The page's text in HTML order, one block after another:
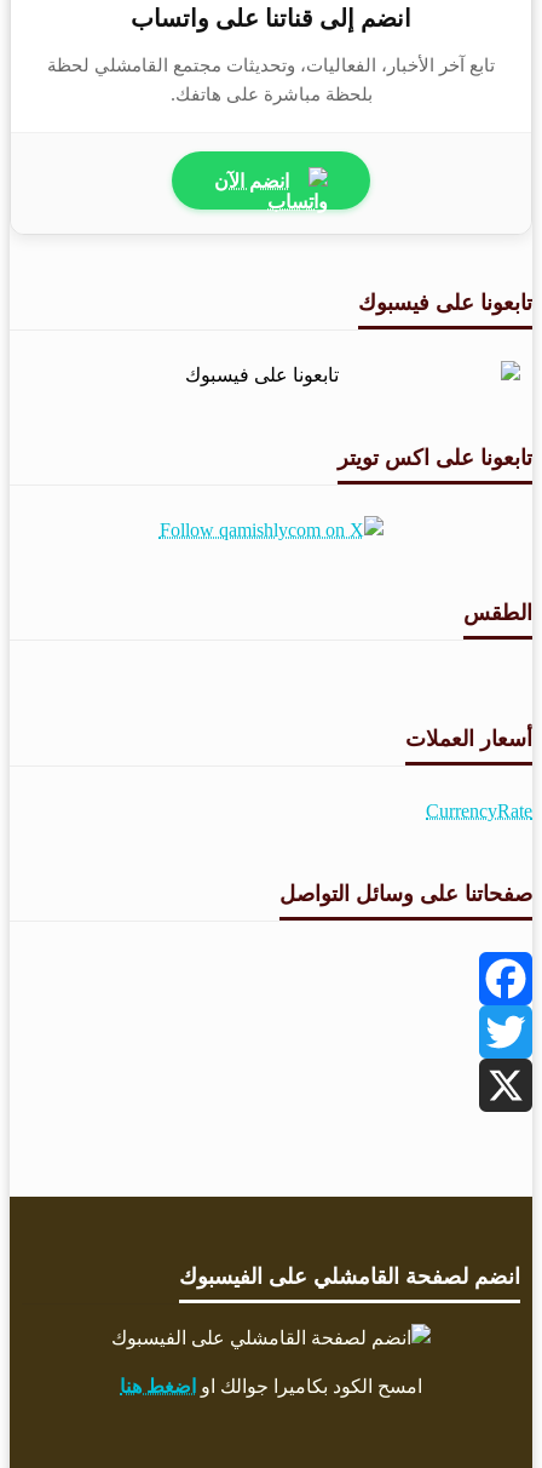
انضم إلى قناتنا على واتساب
تابع آخر الأخبار، الفعاليات، وتحديثات مجتمع القامشلي لحظة
بلحظة مباشرة على هاتفك.
انضم الآن
تابعونا على فيسبوك
تابعونا على اكس تويتر
الطقس
أسعار العملات
CurrencyRate
صفحاتنا على وسائل التواصل
Facebook
Twitter
انضم لصفحة القامشلي على الفيسبوك
امسح الكود بكاميرا جوالك او اضغط هنا